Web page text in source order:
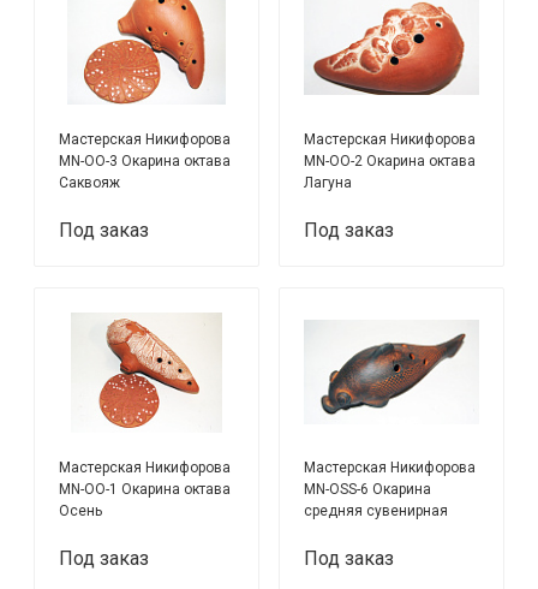
Мастерская Никифорова
MN-OO-3 Окарина октава
Саквояж
Под заказ
Мастерская Никифорова
MN-OO-2 Окарина октава
Лагуна
Под заказ
Мастерская Никифорова
MN-OO-1 Окарина октава
Осень
Под заказ
Мастерская Никифорова
MN-OSS-6 Окарина
средняя сувенирная
Под заказ